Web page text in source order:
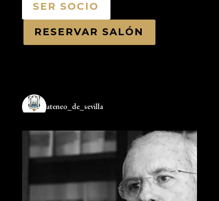
SER SOCIO
RESERVAR SALÓN
ateneo_de_sevilla